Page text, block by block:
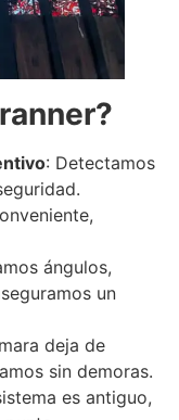
: Detectamos
ángulos,
un
deja de
sin demoras.
es antiguo,